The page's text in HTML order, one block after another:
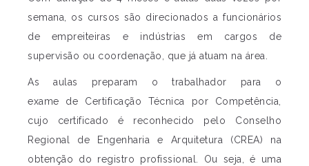
semana, os cursos são direcionados a funcionários
de empreiteiras e indústrias em cargos de
supervisão ou coordenação, que já atuam na área.
As aulas preparam o trabalhador para o
exame de Certificação Técnica por Competência,
cujo certificado é reconhecido pelo Conselho
Regional de Engenharia e Arquitetura (CREA) na
obtenção do registro profissional. Ou seja, é uma